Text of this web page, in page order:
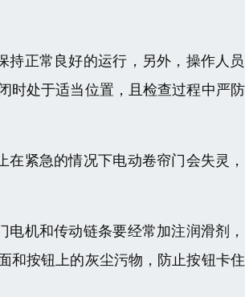
持正常良好的运行，另外，操作人
时处于适当位置，且检查过程中严
在紧急的情况下电动卷帘门会失灵
电机和传动链条要经常加注润滑剂
和按钮上的灰尘污物，防止按钮卡